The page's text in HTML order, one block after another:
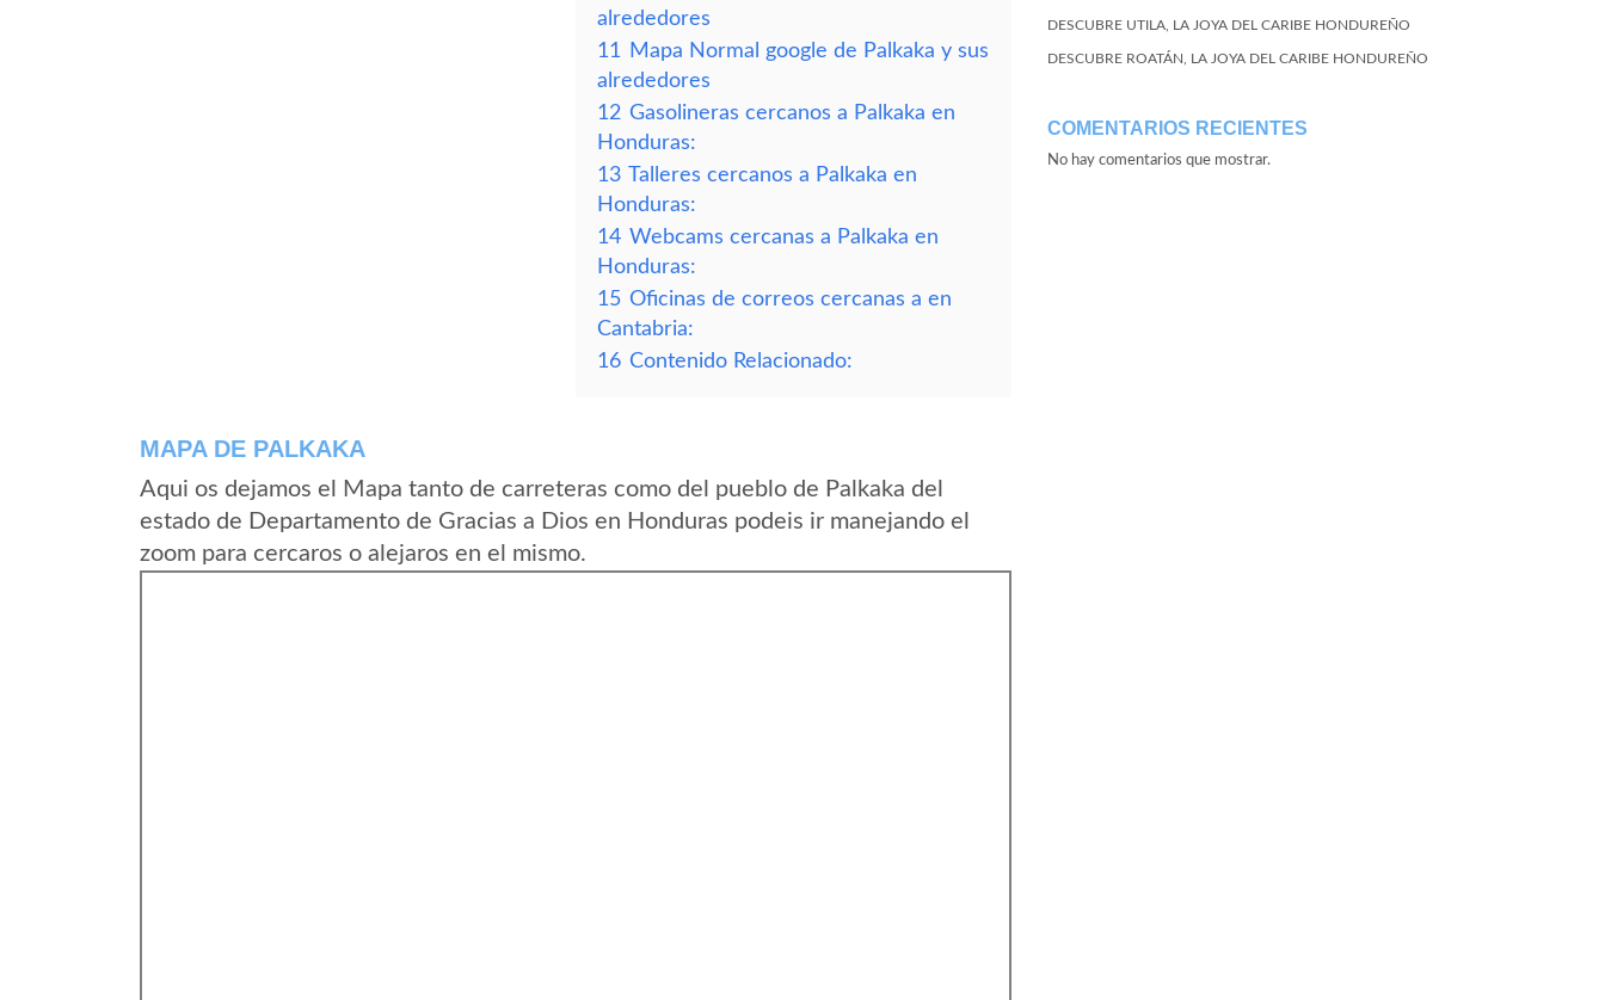
alrededores
11
Mapa Normal google de Palkaka y sus
alrededores
12 Gasolineras cercanos a Palkaka en
Honduras:
13 Talleres cercanos a Palkaka en
Honduras:
14 Webcams cercanas a Palkaka en
Honduras:
15 Oficinas de correos cercanas a en
Cantabria:
16 Contenido Relacionado:
MAPA DE PALKAKA
Aqui os dejamos el Mapa tanto de carreteras como del pueblo de Palkaka del
estado de Departamento de Gracias a Dios en Honduras podeis ir manejando el
zoom para cercaros o alejaros en el mismo.
DESCUBRE UTILA, LA JOYA DEL CARIBE HONDUREÑO
DESCUBRE ROATÁN, LA JOYA DEL CARIBE HONDUREÑO
COMENTARIOS RECIENTES
No hay comentarios que mostrar.